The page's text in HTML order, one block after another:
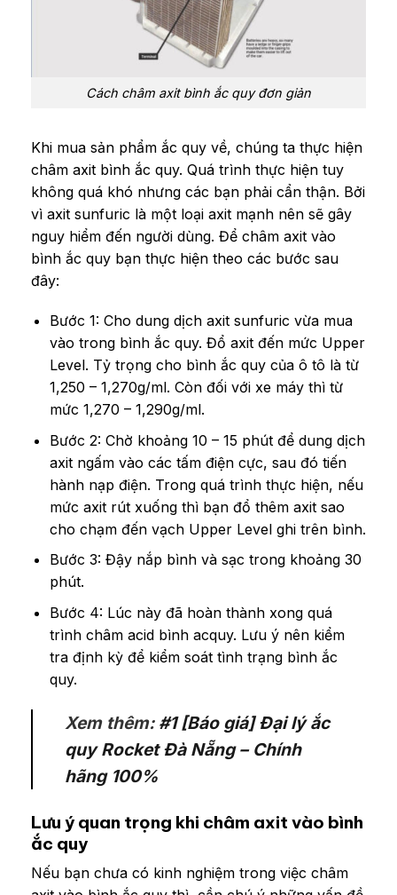
Cách châm axit bình ắc quy đơn giản
Khi mua sản phẩm ắc quy về, chúng ta thực hiện
châm axit bình ắc quy. Quá trình thực hiện tuy
không quá khó nhưng các bạn phải cẩn thận. Bởi
vì axit sunfuric là một loại axit mạnh nên sẽ gây
nguy hiểm đến người dùng. Để châm axit vào
bình ắc quy bạn thực hiện theo các bước sau
đây:
Bước 1: Cho dung dịch axit sunfuric vừa mua
vào trong bình ắc quy. Đổ axit đến mức Upper
Level. Tỷ trọng cho bình ắc quy của ô tô là từ
1,250 – 1,270g/ml. Còn đối với xe máy thì từ
mức 1,270 – 1,290g/ml.
Bước 2: Chờ khoảng 10 – 15 phút để dung dịch
axit ngấm vào các tấm điện cực, sau đó tiến
hành nạp điện. Trong quá trình thực hiện, nếu
mức axit rút xuống thì bạn đổ thêm axit sao
cho chạm đến vạch Upper Level ghi trên bình.
Bước 3: Đậy nắp bình và sạc trong khoảng 30
phút.
Bước 4: Lúc này đã hoàn thành xong quá
trình châm acid bình acquy. Lưu ý nên kiểm
tra định kỳ để kiểm soát tình trạng bình ắc
quy.
Xem thêm:#1 [Báo giá] Đại lý ắc
quy Rocket Đà Nẵng – Chính
hãng 100%
Lưu ý quan trọng khi châm axit vào bình
ắc quy
Nếu bạn chưa có kinh nghiệm trong việc châm